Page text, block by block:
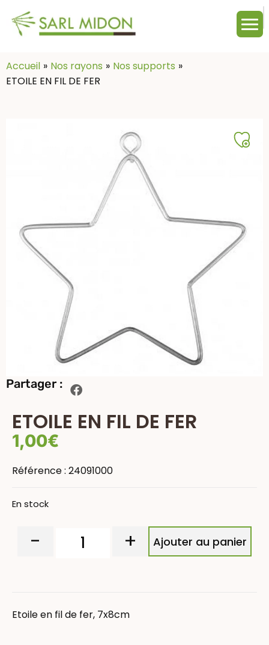
Accueil
Nos rayons
Nos supports
ETOILE EN FIL DE FER
Partager :
ETOILE EN FIL DE FER
1,00€
Référence : 24091000
En stock
- + Ajouter au panier
Etoile en fil de fer, 7x8cm